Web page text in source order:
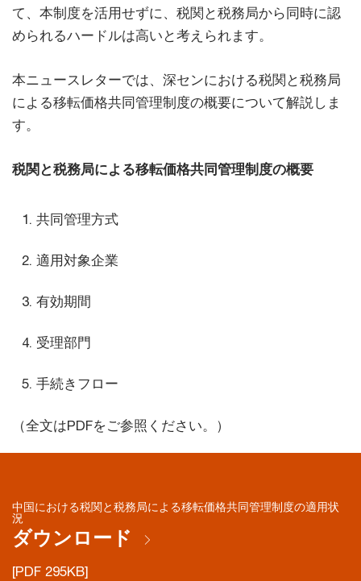
て、本制度を活用せずに、税関と税務局から同時に認
められるハードルは高いと考えられます。
本ニュースレターでは、深センにおける税関と税務局
による移転価格共同管理制度の概要について解説しま
す。
税関と税務局による移転価格共同管理制度の概要
共同管理方式
適用対象企業
有効期間
受理部門
手続きフロー
（全文はPDFをご参照ください。）
中国における税関と税務局による移転価格共同管理制度の適用状
況
ダウンロード
[PDF 295KB]